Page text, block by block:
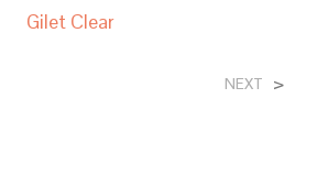
Gilet Clear
NEXT >